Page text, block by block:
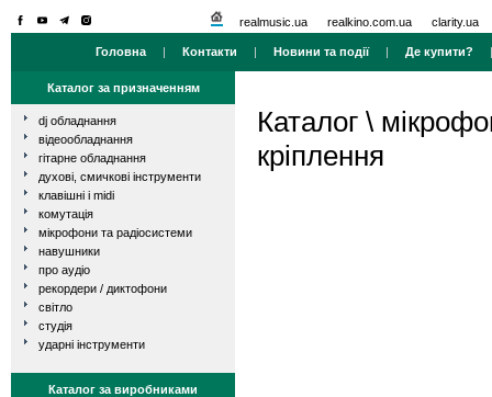
realmusic.ua realkino.com.ua clarity.ua
Головна | Контакти | Новини та події| Де купити?
Каталог за призначенням
dj обладнання
відеообладнання
гітарне обладнання
духові, смичкові інструменти
клавішні і midi
комутація
мікрофони та радіосистеми
навушники
про аудіо
рекордери / диктофони
світло
студія
ударні інструменти
Каталог за виробниками
Каталог \
кріплення